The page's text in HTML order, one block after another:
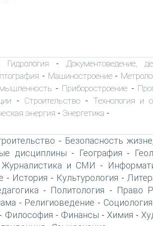
Гидрология - Документоведение,
- Машиностроение-
- Приборостроение -
- Строительство- Технология и
энергия - Энергетика -
- Безопасность
дисциплины - География -
Журналистика и СМИ -
- История - Культурология -
- Политология - Право
- Религиоведение - Социология
- Философия - Финансы - Химия -